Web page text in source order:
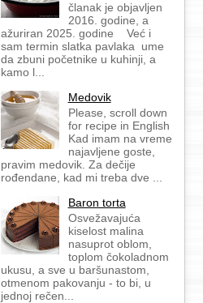
članak je objavljen
2016. godine, a
ažuriran 2025. godine Već i
sam termin slatka pavlaka ume
da zbuni početnike u kuhinji, a
kamo l...
Medovik
Please, scroll down
for recipe in English
Kad imam na vreme
najavljene goste,
pravim medovik. Za dečije
rođendane, kad mi treba dve ...
Baron torta
Osvežavajuća
kiselost malina
nasuprot oblom,
toplom čokoladnom
ukusu, a sve u baršunastom,
otmenom pakovanju - to bi, u
jednoj rečen...